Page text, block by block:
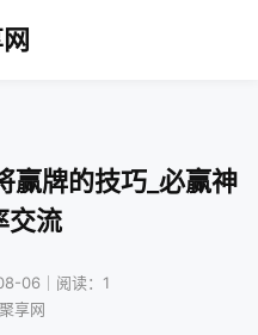
赢牌的技巧_必赢神
交流
06｜阅读：1
享网